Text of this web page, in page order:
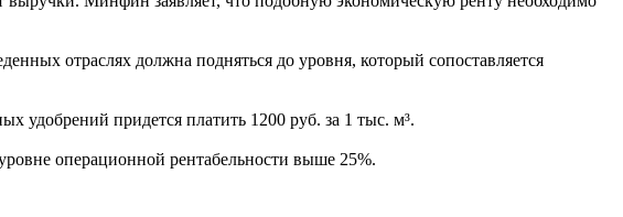
отраслях должна подняться до уровня, который сопоставляется
удобрений придется платить 1200 руб. за 1 тыс. м³.
операционной рентабельности выше 25%.